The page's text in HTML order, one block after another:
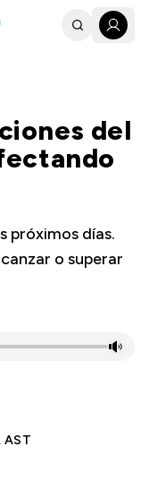
del
próximos días.
o superar
AST